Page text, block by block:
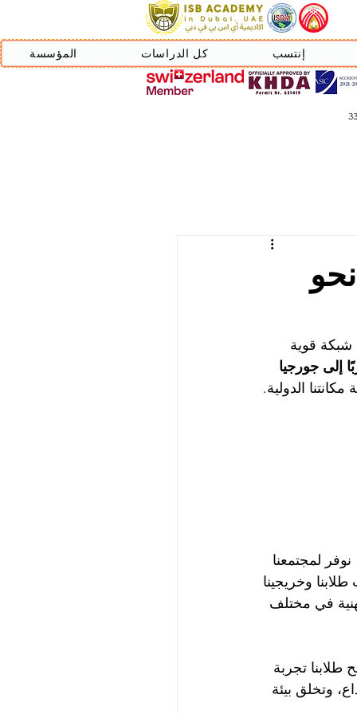
المؤسسة كل الدراسات إنتسب
نحو
شبكة قوية
إلى جورجيا
الدولية.
نوفر لمجتمعنا
وخريجينا
في مختلف
طلابنا تجربة
وتخلق بيئة